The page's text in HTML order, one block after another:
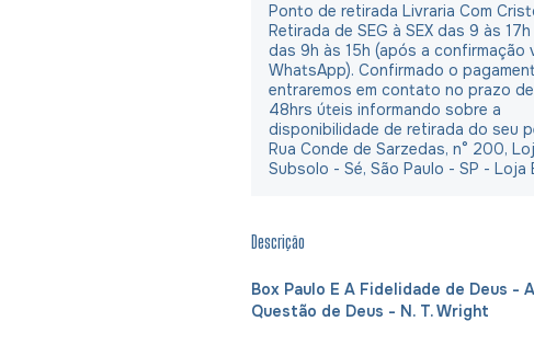
Ponto de retirada Livraria Com
Retirada de SEG à SEX das 9 às 17h
das 9h às 15h (após a confirmação
WhatsApp). Confirmado o
entraremos em contato no prazo
48hrs úteis informando sobre a
disponibilidade de retirada do seu
Rua Conde de Sarzedas, n° 200,
Subsolo - Sé, São Paulo - SP - Loja
Descrição
Box Paulo E A Fidelidade de Deus -
Questão de Deus - N. T. Wright